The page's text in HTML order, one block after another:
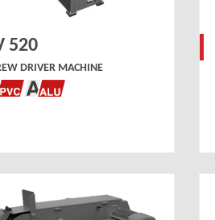
520
DRIVER MACHINE